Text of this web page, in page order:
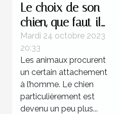
Le choix de son
chien, que faut-il
savoir ?
Mardi 24 octobre 2023
20:33
Les animaux procurent
un certain attachement
à l’homme. Le chien
particulièrement est
devenu un peu plus...